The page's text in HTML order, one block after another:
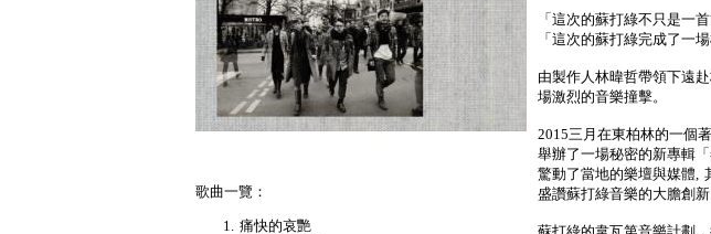
「這次的蘇打綠不只是一
「這次的蘇打綠完成了一
由製作人林暐哲帶領下遠
場激烈的音樂撞擊。
2015三月在東柏林的一個
舉辦了一場秘密的新專輯
驚動了當地的樂壇與媒體,
盛讚蘇打綠音樂的大膽創
歌曲一覽：
痛快的哀艷